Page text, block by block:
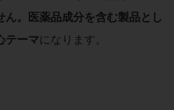
ん。医薬品成分を含む製品とし
テーマになります。